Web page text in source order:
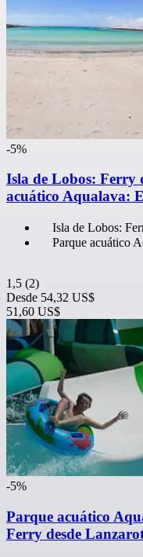
-5%
Isla de Lobos: Ferry
acuático Aqualava:
Isla de Lobos:
Parque acuático
1,5 (2)
Desde 54,32 US$
51,60 US$
-5%
Parque acuático
Ferry desde